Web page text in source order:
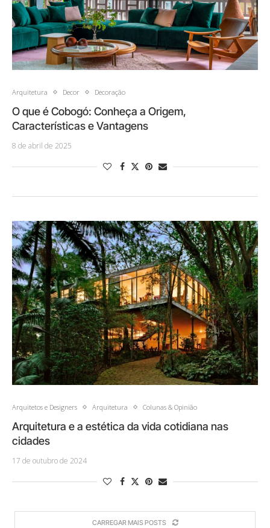
Arquitetura Decor Decoração
O que é Cobogó: Conheça a Origem,
Características e Vantagens
8 de abril de 2025
Arquitetos e Designers Arquitetura Colunas & Opinião
Arquitetura e a estética da vida cotidiana nas
cidades
17 de outubro de 2024
CARREGAR MAIS POSTS